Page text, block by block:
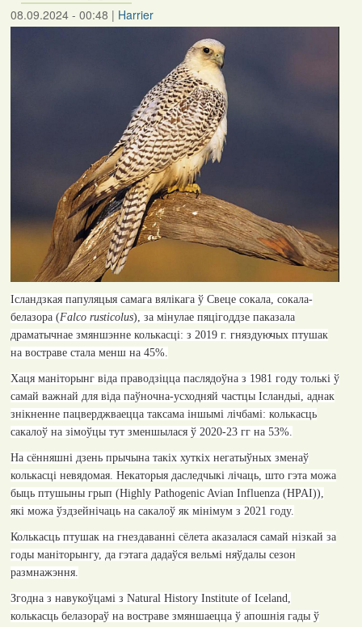
08.09.2024 - 00:48 | Harrier
Ісландзкая папуляцыя самага вялікага ў Свеце сокала, сокала-
белазора (Falco rusticolus), за мінулае пяцігоддзе паказала
драматычнае змяншэнне колькасці: з 2019 г. гняздуючых птушак
на востраве стала менш на 45%.
Хаця маніторынг віда праводзіцца паслядоўна з 1981 году толькі ў
самай важнай для віда паўночна-усходняй частцы Ісландыі, аднак
знікненне пацверджваецца таксама іншымі лічбамі: колькасць
сакалоў на зімоўцы тут зменшылася ў 2020-23 гг на 53%.
На сённяшні дзень прычына такіх хуткіх негатыўных зменаў
колькасці невядомая. Некаторыя даследчыкі лічаць, што гэта можа
быць птушыны грып (Highly Pathogenic Avian Influenza (HPAI)),
які можа ўздзейнічаць на сакалоў як мінімум з 2021 году.
Колькасць птушак на гнездаванні сёлета аказалася самай нізкай за
годы маніторынгу, да гэтага дадаўся вельмі няўдалы сезон
размнажэння.
Згодна з навукоўцамі з Natural History Institute of Iceland,
колькасць белазораў на востраве змяншаецца ў апошнія гады ў